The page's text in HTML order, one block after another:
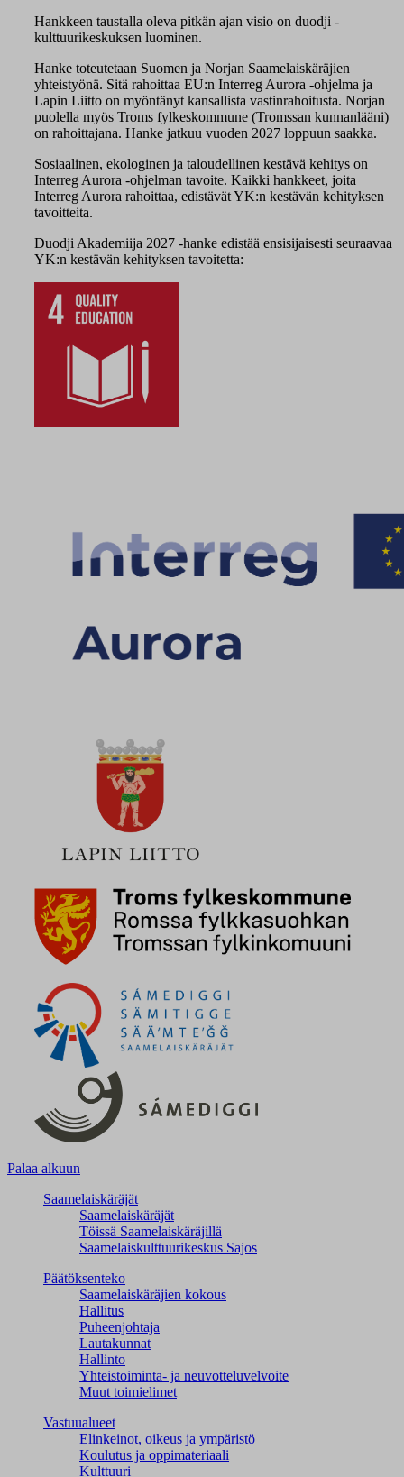
Hankkeen taustalla oleva pitkän ajan visio on duodji -
kulttuurikeskuksen luominen.
Hanke toteutetaan Suomen ja Norjan Saamelaiskäräjien
yhteistyönä. Sitä rahoittaa EU:n Interreg Aurora -ohjelma ja
Lapin Liitto on myöntänyt kansallista vastinrahoitusta. Norjan
puolella myös Troms fylkeskommune (Tromssan kunnanlääni)
on rahoittajana. Hanke jatkuu vuoden 2027 loppuun saakka.
Sosiaalinen, ekologinen ja taloudellinen kestävä kehitys on
Interreg Aurora -ohjelman tavoite. Kaikki hankkeet, joita
Interreg Aurora rahoittaa, edistävät YK:n kestävän kehityksen
tavoitteita.
Duodji Akademiija 2027 -hanke edistää ensisijaisesti seuraavaa
YK:n kestävän kehityksen tavoitetta:
Palaa alkuun
Saamelaiskäräjät
Saamelaiskäräjät
Töissä Saamelaiskäräjillä
Saamelaiskulttuuri­keskus Sajos
Päätöksenteko
Saamelaiskäräjien kokous
Hallitus
Puheenjohtaja
Lautakunnat
Hallinto
Yhteistoiminta- ja neuvotteluvelvoite
Muut toimielimet
Vastuualueet
Elinkeinot, oikeus ja ympäristö
Koulutus ja oppimateriaali
Kulttuuri